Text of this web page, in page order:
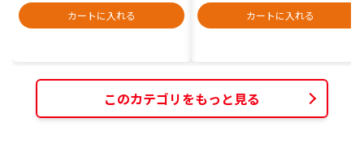
カートに入れる
カートに入れる
このカテゴリをもっと見る